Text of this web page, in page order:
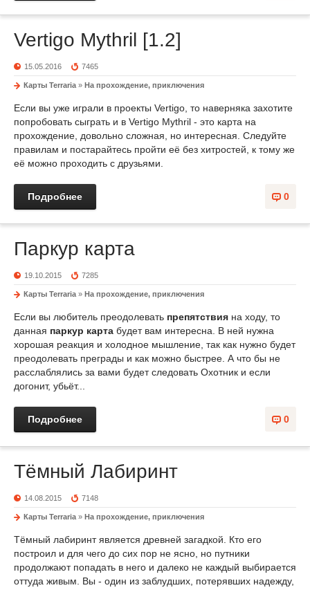
Vertigo Mythril [1.2]
15.05.2016 7465
Карты Terraria » На прохождение, приключения
Если вы уже играли в проекты Vertigo, то наверняка захотите
попробовать сыграть и в Vertigo Mythril - это карта на
прохождение, довольно сложная, но интересная. Следуйте
правилам и постарайтесь пройти её без хитростей, к тому же
её можно проходить с друзьями.
0
Подробнее
Паркур карта
19.10.2015 7285
Карты Terraria » На прохождение, приключения
Если вы любитель преодолевать препятствия на ходу, то
данная паркур карта будет вам интересна. В ней нужна
хорошая реакция и холодное мышление, так как нужно будет
преодолевать преграды и как можно быстрее. А что бы не
расслаблялись за вами будет следовать Охотник и если
догонит, убьёт...
0
Подробнее
Тёмный Лабиринт
14.08.2015 7148
Карты Terraria » На прохождение, приключения
Тёмный лабиринт является древней загадкой. Кто его
построил и для чего до сих пор не ясно, но путники
продолжают попадать в него и далеко не каждый выбирается
оттуда живым. Вы - один из заблудших, потерявших надежду,